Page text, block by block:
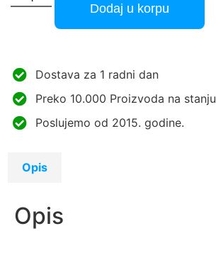
Dodaj u korpu
Dostava za 1 radni dan
Preko 10.000 Proizvoda na stanju
Poslujemo od 2015. godine.
Opis
Opis